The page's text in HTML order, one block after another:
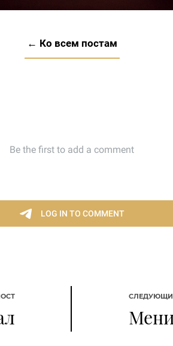
← Ко всем постам